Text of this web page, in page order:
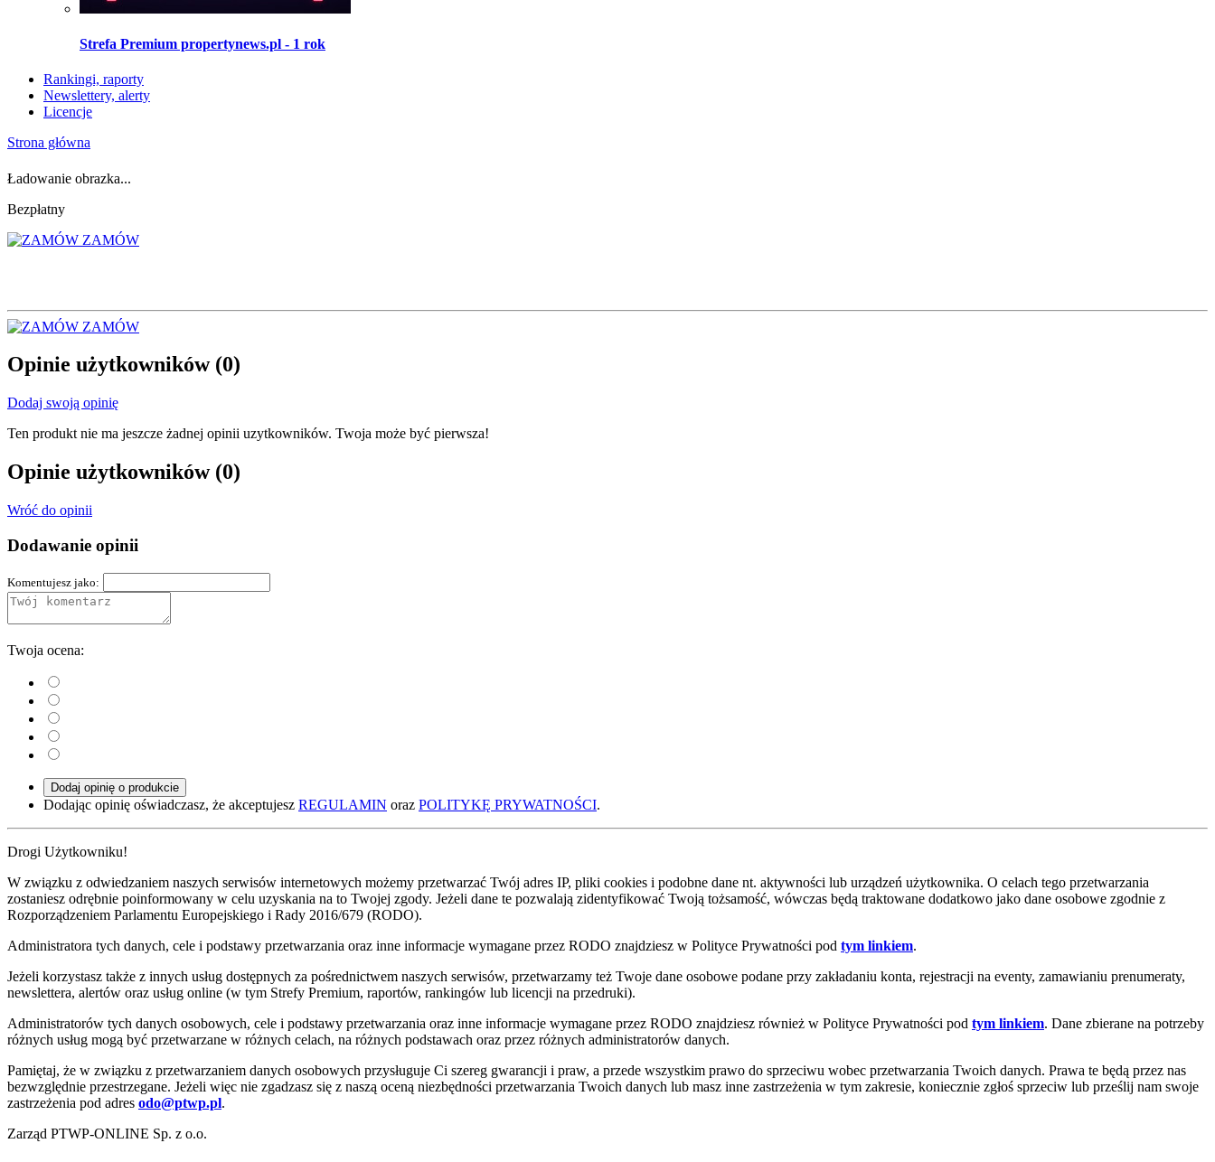
Strefa Premium propertynews.pl - 1 rok
Rankingi, raporty
Newslettery, alerty
Licencje
Strona główna
Ładowanie obrazka...
Bezpłatny
ZAMÓW
ZAMÓW
Opinie użytkowników (0)
Dodaj swoją opinię
Ten produkt nie ma jeszcze żadnej opinii uzytkowników. Twoja może być pierwsza!
Opinie użytkowników (0)
Wróć do opinii
Dodawanie opinii
Komentujesz jako:
Twoja ocena:
Dodaj opinię o produkcie
Dodając opinię oświadczasz, że akceptujesz REGULAMIN oraz POLITYKĘ PRYWATNOŚCI.
Drogi Użytkowniku!
W związku z odwiedzaniem naszych serwisów internetowych możemy przetwarzać Twój adres IP, pliki cookies i podobne dane nt. aktywności lub urządzeń użytkownika. O celach tego przetwarzania
zostaniesz odrębnie poinformowany w celu uzyskania na to Twojej zgody. Jeżeli dane te pozwalają zidentyfikować Twoją tożsamość, wówczas będą traktowane dodatkowo jako dane osobowe zgodnie z
Rozporządzeniem Parlamentu Europejskiego i Rady 2016/679 (RODO).
Administratora tych danych, cele i podstawy przetwarzania oraz inne informacje wymagane przez RODO znajdziesz w Polityce Prywatności pod tym linkiem.
Jeżeli korzystasz także z innych usług dostępnych za pośrednictwem naszych serwisów, przetwarzamy też Twoje dane osobowe podane przy zakładaniu konta, rejestracji na eventy, zamawianiu prenumeraty,
newslettera, alertów oraz usług online (w tym Strefy Premium, raportów, rankingów lub licencji na przedruki).
Administratorów tych danych osobowych, cele i podstawy przetwarzania oraz inne informacje wymagane przez RODO znajdziesz również w Polityce Prywatności pod tym linkiem. Dane zbierane na potrzeby
różnych usług mogą być przetwarzane w różnych celach, na różnych podstawach oraz przez różnych administratorów danych.
Pamiętaj, że w związku z przetwarzaniem danych osobowych przysługuje Ci szereg gwarancji i praw, a przede wszystkim prawo do sprzeciwu wobec przetwarzania Twoich danych. Prawa te będą przez nas
bezwzględnie przestrzegane. Jeżeli więc nie zgadzasz się z naszą oceną niezbędności przetwarzania Twoich danych lub masz inne zastrzeżenia w tym zakresie, koniecznie zgłoś sprzeciw lub prześlij nam swoje
zastrzeżenia pod adres odo@ptwp.pl.
Zarząd PTWP-ONLINE Sp. z o.o.